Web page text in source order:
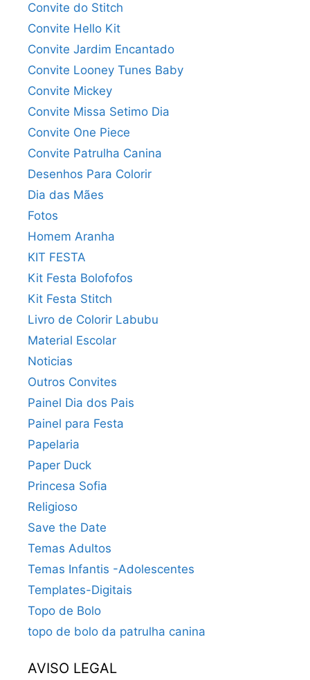
Convite do Stitch
Convite Hello Kit
Convite Jardim Encantado
Convite Looney Tunes Baby
Convite Mickey
Convite Missa Setimo Dia
Convite One Piece
Convite Patrulha Canina
Desenhos Para Colorir
Dia das Mães
Fotos
Homem Aranha
KIT FESTA
Kit Festa Bolofofos
Kit Festa Stitch
Livro de Colorir Labubu
Material Escolar
Noticias
Outros Convites
Painel Dia dos Pais
Painel para Festa
Papelaria
Paper Duck
Princesa Sofia
Religioso
Save the Date
Temas Adultos
Temas Infantis -Adolescentes
Templates-Digitais
Topo de Bolo
topo de bolo da patrulha canina
AVISO LEGAL